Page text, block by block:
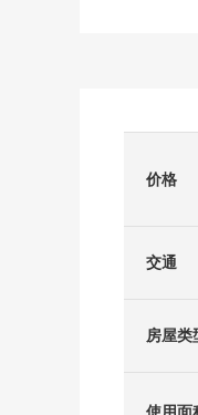
价格
交通
房屋类
使用面